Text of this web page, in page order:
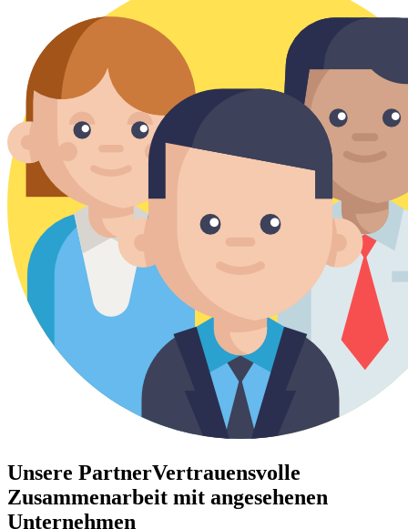
Unsere PartnerVertrauensvolle
Zusammenarbeit mit angesehenen
Unternehmen